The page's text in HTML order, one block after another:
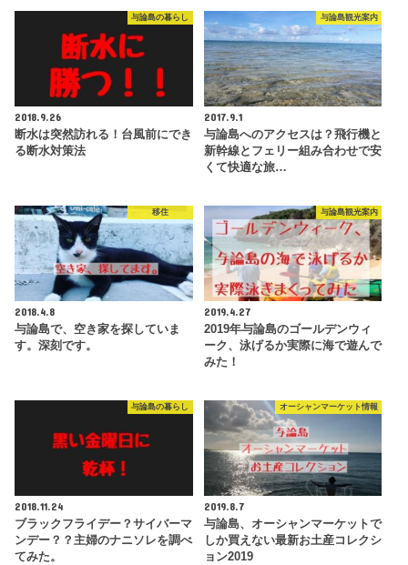
与論島の暮らし
2018.9.26
断水は突然訪れる！台風前にでき
る断水対策法
与論島観光案内
2017.9.1
与論島へのアクセスは？飛行機と
新幹線とフェリー組み合わせで安
くて快適な旅…
移住
2018.4.8
与論島で、空き家を探していま
す。深刻です。
与論島観光案内
2019.4.27
2019年与論島のゴールデンウィ
ーク、泳げるか実際に海で遊んで
みた！
与論島の暮らし
2018.11.24
ブラックフライデー？サイバーマ
ンデー？？主婦のナニソレを調べ
てみた。
オーシャンマーケット情報
2019.8.7
与論島、オーシャンマーケットで
しか買えない最新お土産コレクシ
ョン2019